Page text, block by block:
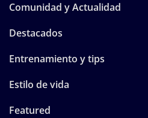
Comunidad y Actualidad
Destacados
Entrenamiento y tips
Estilo de vida
Featured